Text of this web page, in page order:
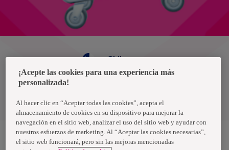
Términos y condiciones
Chile
¡Acepte las cookies para una experiencia más
personalizada!
Al hacer clic en “Aceptar todas las cookies”, acepta el
almacenamiento de cookies en su dispositivo para mejorar la
navegación en el sitio web, analizar el uso del sitio web y ayudar con
nuestros esfuerzos de marketing. Al “Aceptar las cookies necesarias”,
el sitio web funcionará, pero sin las mejoras mencionadas